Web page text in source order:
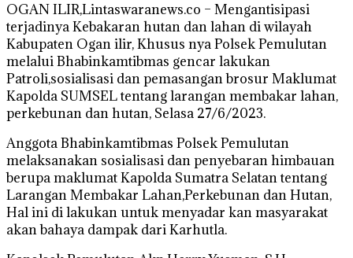
OGAN ILIR,Lintaswaranews.co – Mengantisipasi
terjadinya Kebakaran hutan dan lahan di wilayah
Kabupaten Ogan ilir, Khusus nya Polsek Pemulutan
melalui Bhabinkamtibmas gencar lakukan
Patroli,sosialisasi dan pemasangan brosur Maklumat
Kapolda SUMSEL tentang larangan membakar lahan,
perkebunan dan hutan, Selasa 27/6/2023.
Anggota Bhabinkamtibmas Polsek Pemulutan
melaksanakan sosialisasi dan penyebaran himbauan
berupa maklumat Kapolda Sumatra Selatan tentang
Larangan Membakar Lahan,Perkebunan dan Hutan,
Hal ini di lakukan untuk menyadar kan masyarakat
akan bahaya dampak dari Karhutla.